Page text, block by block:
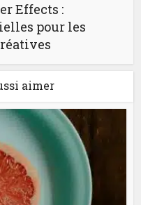
Effects :
pour les
aimer